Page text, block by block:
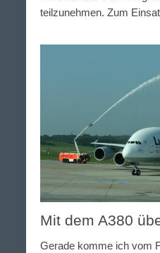
teilzunehmen. Zum
Mit dem A380
Gerade komme ich vom